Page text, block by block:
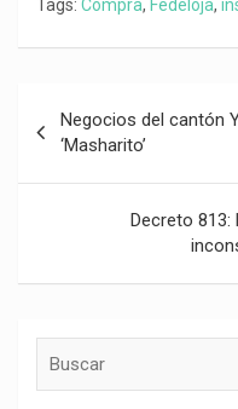
Tags: Compra, Fedeloja,
de
entradas
Negocios del cantón
‘Masharito’
Decreto